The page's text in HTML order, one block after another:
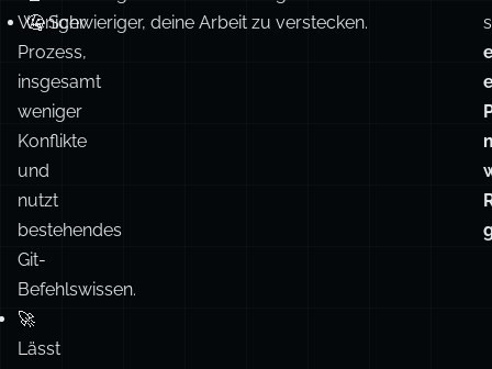
Konflikte
und
nutzt
bestehendes
Git-
Befehlswissen.
🚀
Lässt
dich
auf
einer
höheren